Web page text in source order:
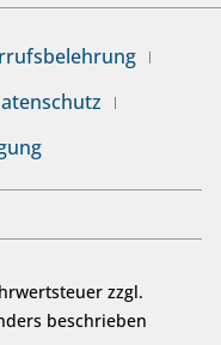
zzgl.
beschrieben